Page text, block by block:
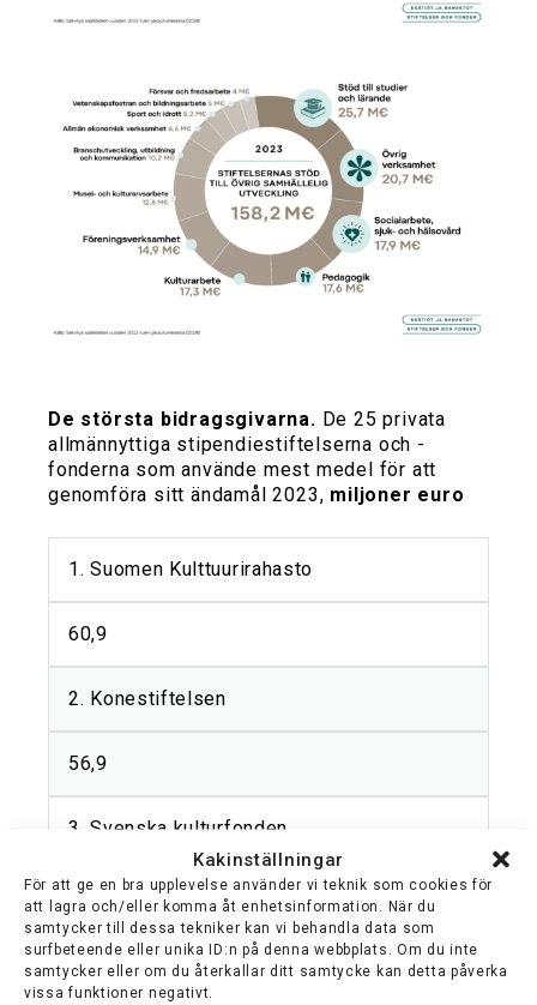
Kakinställningar
För att ge en bra upplevelse använder vi teknik som cookies för
att lagra och/eller komma åt enhetsinformation. När du
samtycker till dessa tekniker kan vi behandla data som
surfbeteende eller unika ID:n på denna webbplats. Om du inte
samtycker eller om du återkallar ditt samtycke kan detta påverka
vissa funktioner negativt.
De största bidragsgivarna. De 25 privata
allmännyttiga stipendiestiftelserna och -
fonderna som använde mest medel för att
genomföra sitt ändamål 2023, miljoner euro
1. Suomen Kulttuurirahasto
60,9
2. Konestiftelsen
56,9
3. Svenska kulturfonden
46,3
4. Jane och Aatos Erkkos stiftelse